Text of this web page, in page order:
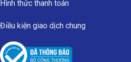
Hình thức thanh toán
Điều kiện giao dịch chung